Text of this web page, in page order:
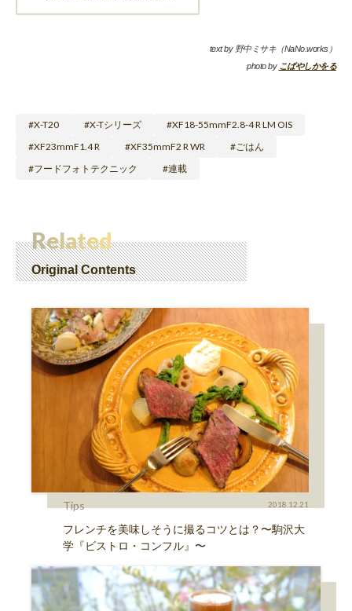
text by 野中ミサキ（NaNo.works）
photo by こばやしかをる
X-T20 X-Tシリーズ
XF18-55mmF2.8-4 R LM OIS
XF23mmF1.4 R
XF35mmF2 R WR
ごはん
フードフォトテクニック
連載
Related
Original Contents
Tips 2018.12.21
フレンチを美味しそうに撮るコツとは？〜駒沢大
学『ビストロ・コンフル』〜